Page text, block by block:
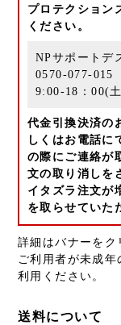
プロテクション
ください。
NPサポートデ
0570-077-015
9:00-18：00(
代金引換決済の
しくはお電話に
の際にご連絡が
文の取り消しを
イタズラ注文が
を取らせていた
詳細はバナーをク
ご利用者が未成
利用ください。
送料について